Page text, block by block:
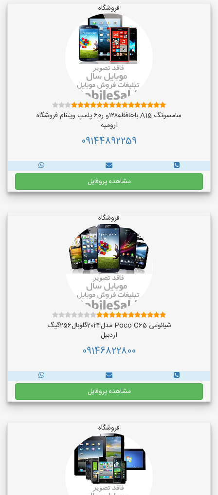
فروشگاه
سامسونگ A15 باحافظه۱۲۸و رم۶ پلمپ ویتنام فروشگاه
ارومیه
09144892259
مشاهده پروفایل
فروشگاه
شیائومی Poco C65 مدل2024گلوبال256گیگ
اردبیل
09146822800
مشاهده پروفایل
فروشگاه